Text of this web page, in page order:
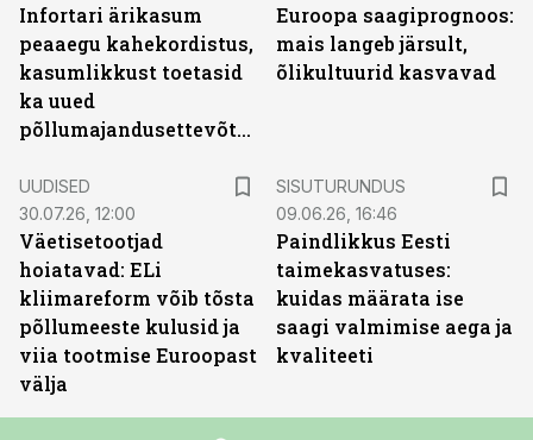
Infortari ärikasum
peaaegu kahekordistus,
kasumlikkust toetasid
ka uued
põllumajandusettevõtted
Euroopa saagiprognoos:
mais langeb järsult,
õlikultuurid kasvavad
UUDISED
30.07.26, 12:00
Väetisetootjad
hoiatavad: ELi
kliimareform võib tõsta
põllumeeste kulusid ja
viia tootmise Euroopast
välja
SISUTURUNDUS
09.06.26, 16:46
Paindlikkus Eesti
taimekasvatuses:
kuidas määrata ise
saagi valmimise aega ja
kvaliteeti